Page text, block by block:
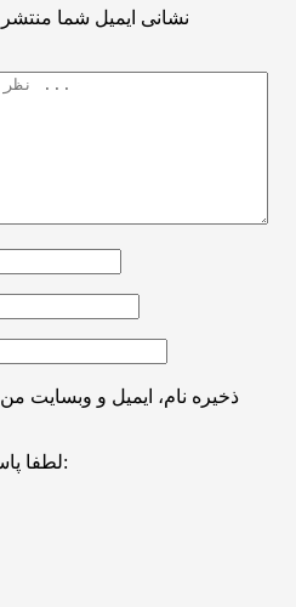
نشانی ایمیل شما
ذخیره نام، ایمیل و وبسایت
لطفا پاسخ را به عدد انگلیسی وارد کنید: